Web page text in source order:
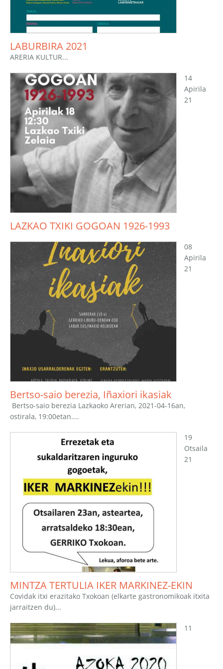
LABURBIRA 2021
ARERIA KULTUR...
14
Apirila
21
LAZKAO TXIKI GOGOAN 1926-1993
08
Apirila
21
Bertso-saio berezia, Iñaxiori ikasiak
Bertso-saio berezia Lazkaoko Arerian, 2021-04-16an,
ostirala, 19:00etan....
19
Otsaila
21
MINTZA TERTULIA IKER MARKINEZ-EKIN
Covidak itxi erazitako Txokoan (elkarte gastronomikoak itxita
jarraitzen du)...
11